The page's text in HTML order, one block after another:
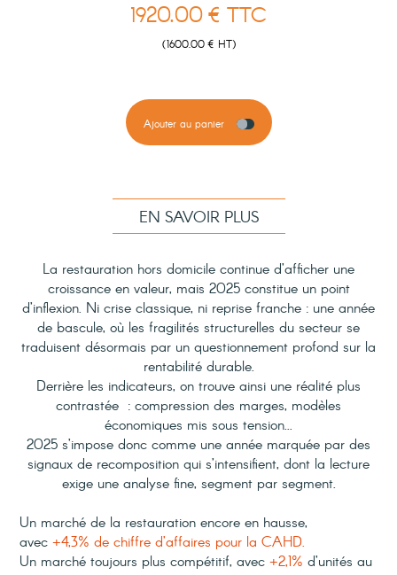
1920.00 € TTC
(1600.00 € HT)
Ajouter au panier
EN SAVOIR PLUS
La restauration hors domicile continue d’afficher une
croissance en valeur, mais 2025 constitue un point
d’inflexion. Ni crise classique, ni reprise franche : une année
de bascule, où les fragilités structurelles du secteur se
traduisent désormais par un questionnement profond sur la
rentabilité durable.
Derrière les indicateurs, on trouve ainsi une réalité plus
contrastée : compression des marges, modèles
économiques mis sous tension...
2025 s’impose donc comme une année marquée par des
signaux de recomposition qui s’intensifient, dont la lecture
exige une analyse fine, segment par segment.
Un marché de la restauration encore en hausse,
avec+4,3% de chiffre d’affaires pour la CAHD.
Un marché toujours plus compétitif, avec+2,1% d’unités au